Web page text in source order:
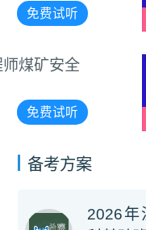
施工安全试听视频
安全试听视频
备考方案
2026年